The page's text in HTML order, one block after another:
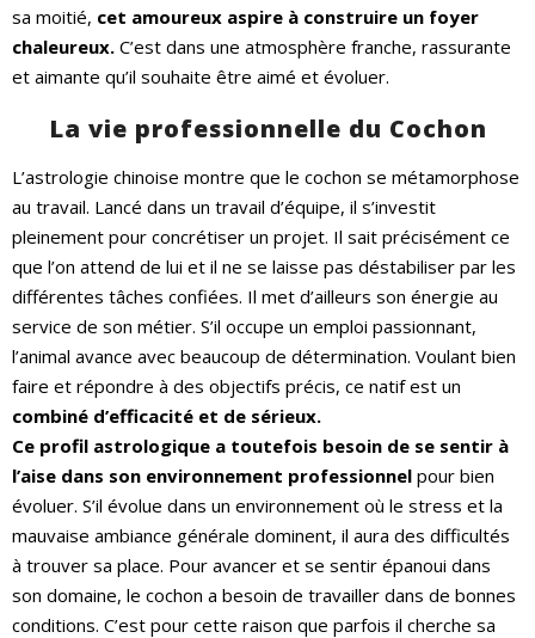
sa moitié, cet amoureux aspire à construire un foyer
chaleureux. C’est dans une atmosphère franche, rassurante
et aimante qu’il souhaite être aimé et évoluer.
La vie professionnelle du Cochon
L’astrologie chinoise montre que le cochon se métamorphose
au travail. Lancé dans un travail d’équipe, il s’investit
pleinement pour concrétiser un projet. Il sait précisément ce
que l’on attend de lui et il ne se laisse pas déstabiliser par les
différentes tâches confiées. Il met d’ailleurs son énergie au
service de son métier. S’il occupe un emploi passionnant,
l’animal avance avec beaucoup de détermination. Voulant bien
faire et répondre à des objectifs précis, ce natif est un
combiné d’efficacité et de sérieux.
Ce profil astrologique a toutefois besoin de se sentir à
l’aise dans son environnement professionnel pour bien
évoluer. S’il évolue dans un environnement où le stress et la
mauvaise ambiance générale dominent, il aura des difficultés
à trouver sa place. Pour avancer et se sentir épanoui dans
son domaine, le cochon a besoin de travailler dans de bonnes
conditions. C’est pour cette raison que parfois il cherche sa